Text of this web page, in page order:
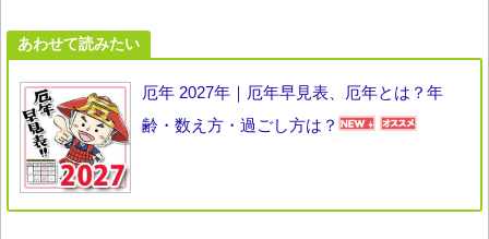
あわせて読みたい
厄年 2027年｜厄年早見表、厄年とは？年
齢・数え方・過ごし方は？